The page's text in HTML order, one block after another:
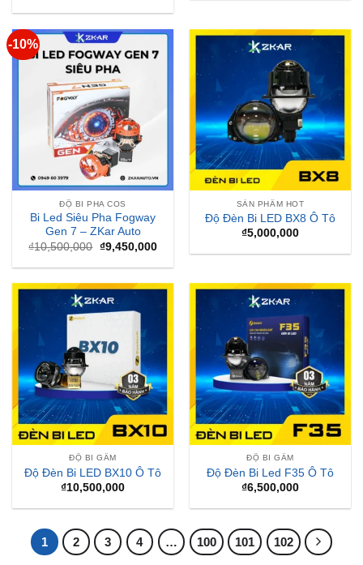
-10%
ĐỘ BI PHA COS
Bi Led Siêu Pha Fogway
Gen 7 – ZKar Auto
₫10,500,000 Giá
gốc
là:
₫9,450,000Giá
tại
₫9,450,000.
SẢN PHẨM HOT
Độ Đèn Bi LED BX8 Ô Tô
₫5,000,000
ĐỘ BI GẦM
Độ Đèn Bi LED BX10 Ô Tô
₫10,500,000
ĐỘ BI GẦM
Độ Đèn Bi Led F35 Ô Tô
₫6,500,000
1 2 3 4 … 100 101 102